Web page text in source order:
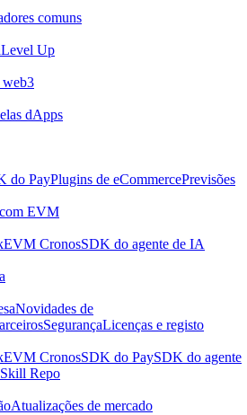
comuns
Level Up
web3
dApps
do PayPlugins de eCommercePrevisões
EVM
CronosSDK do agente de IA
Novidades de
SegurançaLicenças e registo
CronosSDK do PaySDK do agente
Repo
Atualizações de mercado